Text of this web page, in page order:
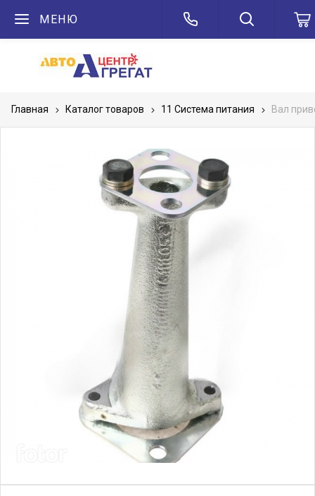
МЕНЮ
Главная Каталог товаров 11 Система питания Вал